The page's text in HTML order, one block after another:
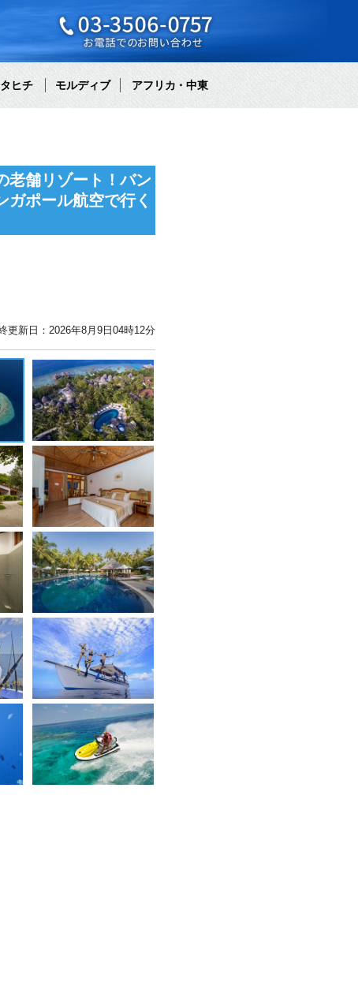
タヒチ モルディブ アフリカ・中東
老舗リゾート！バン
ポール航空で行く
更新日：2026年8月9日04時12分